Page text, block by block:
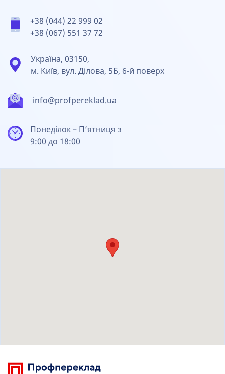
+38 (044) 22 999 02
+38 (067) 551 37 72
info@profpereklad.ua
Україна, 03150,
м. Київ, вул. Ділова, 5Б, 6-й поверх
Понеділок – П’ятниця з
9:00 до 18:00